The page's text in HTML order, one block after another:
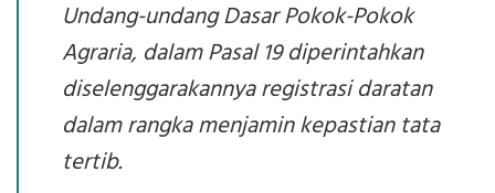
Undang-undang Dasar Pokok-Pokok
Agraria, dalam Pasal 19 diperintahkan
diselenggarakannya registrasi daratan
dalam rangka menjamin kepastian tata
tertib.